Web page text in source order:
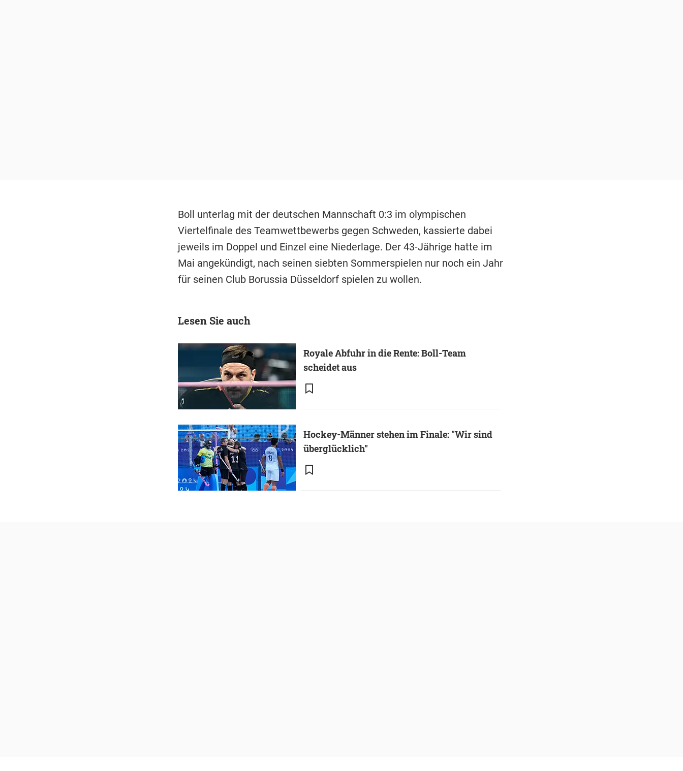
Boll unterlag mit der deutschen Mannschaft 0:3 im olympischen
Viertelfinale des Teamwettbewerbs gegen Schweden, kassierte dabei
jeweils im Doppel und Einzel eine Niederlage. Der 43-Jährige hatte im
Mai angekündigt, nach seinen siebten Sommerspielen nur noch ein Jahr
für seinen Club Borussia Düsseldorf spielen zu wollen.
Lesen Sie auch
Royale Abfuhr in die Rente: Boll-Team
scheidet aus
Hockey-Männer stehen im Finale: "Wir sind
überglücklich"